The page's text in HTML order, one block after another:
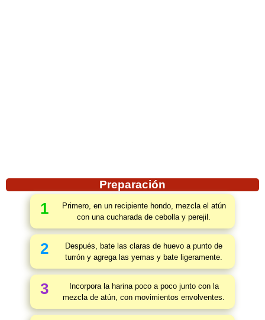
Preparación
1
Primero, en un recipiente hondo, mezcla el atún
con una cucharada de cebolla y perejil.
2
Después, bate las claras de huevo a punto de
turrón y agrega las yemas y bate ligeramente.
3
Incorpora la harina poco a poco junto con la
mezcla de atún, con movimientos envolventes.